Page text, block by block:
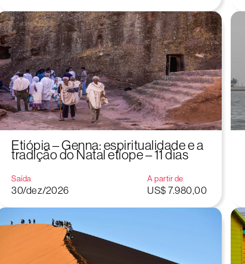
Etiópia – Genna: espiritualidade e a
tradição do Natal etíope – 11 dias
Saída
30/dez/2026
A partir de
US$ 7.980,00